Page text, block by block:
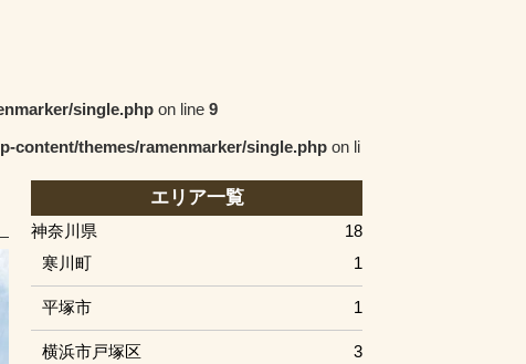
single.php on line 9
content/themes/ramenmarker/single.php on li
エリア一覧
神奈川県
18
寒川町
1
平塚市 1
横浜市戸塚区 3